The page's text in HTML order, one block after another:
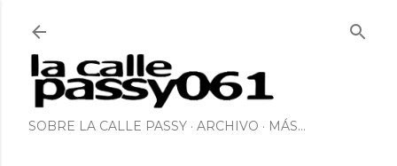
SOBRE LA CALLE PASSY ARCHIVO MÁS…